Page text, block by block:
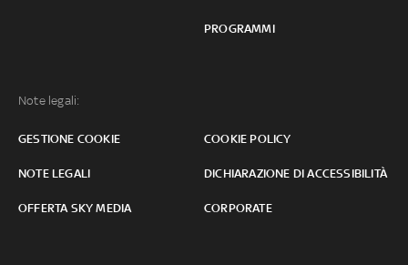
PROGRAMMI
Note legali:
GESTIONE COOKIE COOKIE POLICY
NOTE LEGALI DICHIARAZIONE DI ACCESSIBILITÀ
OFFERTA SKY MEDIA CORPORATE